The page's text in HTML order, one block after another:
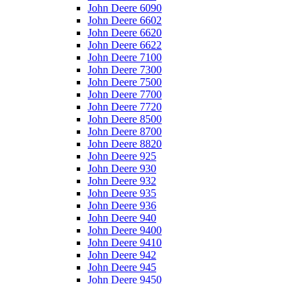
John Deere 6090
John Deere 6602
John Deere 6620
John Deere 6622
John Deere 7100
John Deere 7300
John Deere 7500
John Deere 7700
John Deere 7720
John Deere 8500
John Deere 8700
John Deere 8820
John Deere 925
John Deere 930
John Deere 932
John Deere 935
John Deere 936
John Deere 940
John Deere 9400
John Deere 9410
John Deere 942
John Deere 945
John Deere 9450